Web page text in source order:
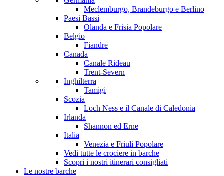
Meclemburgo, Brandeburgo e Berlino
Paesi Bassi
Olanda e Frisia Popolare
Belgio
Fiandre
Canada
Canale Rideau
Trent-Severn
Inghilterra
Tamigi
Scozia
Loch Ness e il Canale di Caledonia
Irlanda
Shannon ed Erne
Italia
Venezia e Friuli Popolare
Vedi tutte le crociere in barche
Scopri i nostri itinerari consigliati
Le nostre barche